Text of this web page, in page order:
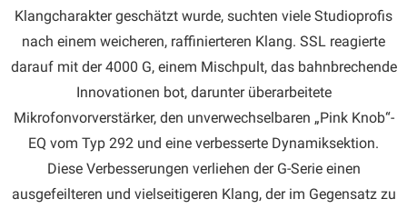
Klangcharakter geschätzt wurde, suchten viele Studioprofis
nach einem weicheren, raffinierteren Klang. SSL reagierte
darauf mit der 4000 G, einem Mischpult, das bahnbrechende
Innovationen bot, darunter überarbeitete
Mikrofonvorverstärker, den unverwechselbaren „Pink Knob“-
EQ vom Typ 292 und eine verbesserte Dynamiksektion.
Diese Verbesserungen verliehen der G-Serie einen
ausgefeilteren und vielseitigeren Klang, der im Gegensatz zu